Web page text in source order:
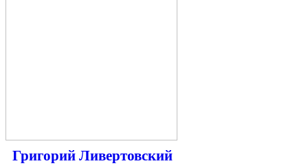
Григорий Ливертовский